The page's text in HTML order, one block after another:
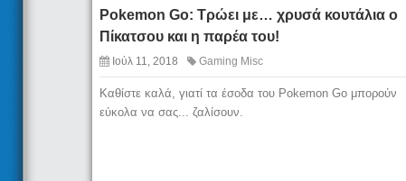
Pokemon Go: Τρώει με… χρυσά κουτάλια ο
Πίκατσου και η παρέα του!
Ιούλ 11, 2018 Gaming Misc
Καθίστε καλά, γιατί τα έσοδα του Pokemon Go μπορούν
εύκολα να σας... ζαλίσουν.